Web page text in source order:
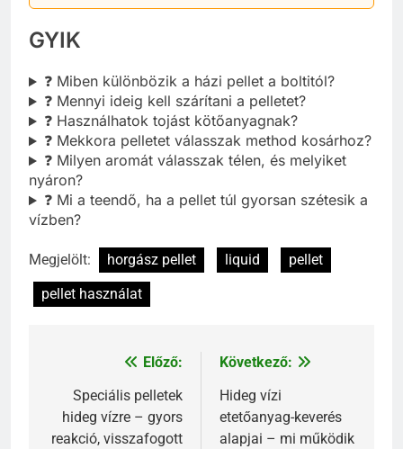
GYIK
❓ Miben különbözik a házi pellet a boltitól?
❓ Mennyi ideig kell szárítani a pelletet?
❓ Használhatok tojást kötőanyagnak?
❓ Mekkora pelletet válasszak method kosárhoz?
❓ Milyen aromát válasszak télen, és melyiket
nyáron?
❓ Mi a teendő, ha a pellet túl gyorsan szétesik a
vízben?
Megjelölt: horgász pellet liquid
pellet
pellet használat
Bejegyzés
navigáció
Előző:
Speciális pelletek
hideg vízre – gyors
reakció, visszafogott
Következő:
Hideg vízi
etetőanyag-keverés
alapjai – mi működik